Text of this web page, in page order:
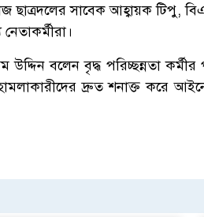
সাবেক আহ্বায়ক টিপু,
বলেন বৃদ্ধ পরিচ্ছন্নতা
দ্রুত শনাক্ত করে